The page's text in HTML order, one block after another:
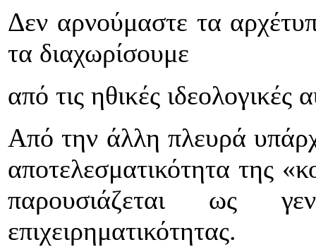
Δεν αρνούμαστε τα
τα διαχωρίσουμε
από τις ηθικές ιδεολογικές
Από την άλλη πλευρά
αποτελεσματικότητα της
παρουσιάζεται ως
επιχειρηματικότητας.